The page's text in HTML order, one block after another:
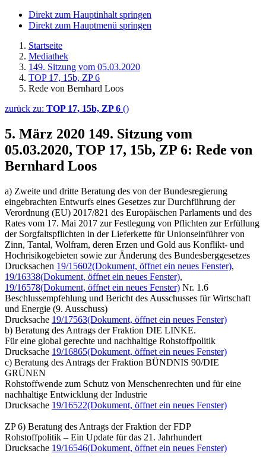
Direkt zum Hauptinhalt springen
Direkt zum Hauptmenü springen
Startseite
Mediathek
149. Sitzung vom 05.03.2020
TOP 17, 15b, ZP 6
Rede von Bernhard Loos
zurück zu: TOP 17, 15b, ZP 6 ()
5. März 2020 149. Sitzung vom
05.03.2020, TOP 17, 15b, ZP 6: Rede von
Bernhard Loos
a) Zweite und dritte Beratung des von der Bundesregierung
eingebrachten Entwurfs eines Gesetzes zur Durchführung der
Verordnung (EU) 2017/821 des Europäischen Parlaments und des
Rates vom 17. Mai 2017 zur Festlegung von Pflichten zur Erfüllung
der Sorgfaltspflichten in der Lieferkette für Unionseinführer von
Zinn, Tantal, Wolfram, deren Erzen und Gold aus Konflikt- und
Hochrisikogebieten sowie zur Änderung des Bundesberggesetzes
Drucksachen 19/15602(Dokument, öffnet ein neues Fenster),
19/16338(Dokument, öffnet ein neues Fenster),
19/16578(Dokument, öffnet ein neues Fenster) Nr. 1.6
Beschlussempfehlung und Bericht des Ausschusses für Wirtschaft
und Energie (9. Ausschuss)
Drucksache 19/17563(Dokument, öffnet ein neues Fenster)
b) Beratung des Antrags der Fraktion DIE LINKE.
Für eine global gerechte und nachhaltige Rohstoffpolitik
Drucksache 19/16865(Dokument, öffnet ein neues Fenster)
c) Beratung des Antrags der Fraktion BÜNDNIS 90/DIE
GRÜNEN
Rohstoffwende zum Schutz von Menschenrechten und für eine
nachhaltige Entwicklung der Industrie
Drucksache 19/16522(Dokument, öffnet ein neues Fenster)
ZP 6) Beratung des Antrags der Fraktion der FDP
Rohstoffpolitik – Ein Update für das 21. Jahrhundert
Drucksache 19/16546(Dokument, öffnet ein neues Fenster)